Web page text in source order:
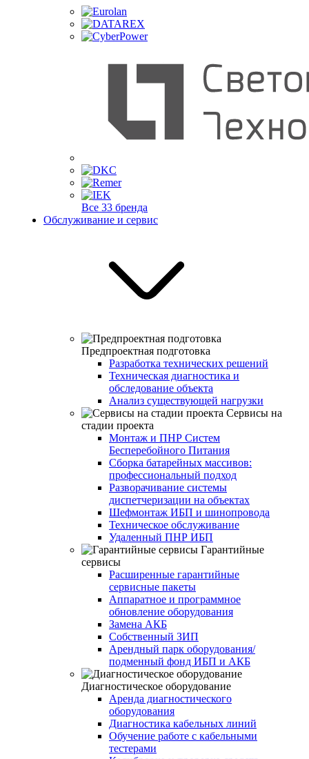
Все 33 бренда
Обслуживание и сервис
Предпроектная подготовка
Разработка технических решений
Техническая диагностика и
обследование объекта
Анализ существующей нагрузки
Сервисы на
стадии проекта
Монтаж и ПНР Систем
Бесперебойного Питания
Сборка батарейных массивов:
профессиональный подход
Разворачивание системы
диспетчеризации на объектах
Шефмонтаж ИБП и шинопровода
Техническое обслуживание
Удаленный ПНР ИБП
Гарантийные
сервисы
Расширенные гарантийные
сервисные пакеты
Аппаратное и программное
обновление оборудования
Замена АКБ
Собственный ЗИП
Арендный парк оборудования/
подменный фонд ИБП и АКБ
Диагностическое оборудование
Аренда диагностического
оборудования
Диагностика кабельных линий
Обучение работе с кабельными
тестерами